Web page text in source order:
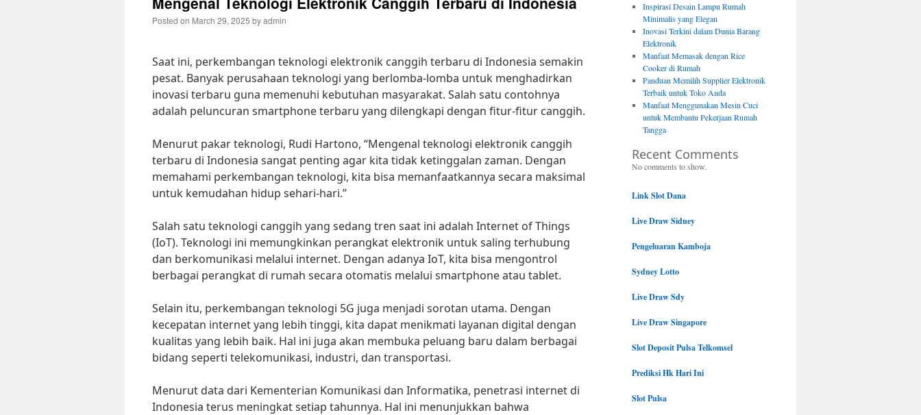
Posted on March 29, 2025 byadmin
Saat ini, perkembangan teknologi elektronik canggih terbaru di Indonesia semakin
pesat. Banyak perusahaan teknologi yang berlomba-lomba untuk menghadirkan
inovasi terbaru guna memenuhi kebutuhan masyarakat. Salah satu contohnya
adalah peluncuran smartphone terbaru yang dilengkapi dengan fitur-fitur canggih.
Menurut pakar teknologi, Rudi Hartono, “Mengenal teknologi elektronik canggih
terbaru di Indonesia sangat penting agar kita tidak ketinggalan zaman. Dengan
memahami perkembangan teknologi, kita bisa memanfaatkannya secara maksimal
untuk kemudahan hidup sehari-hari.”
Salah satu teknologi canggih yang sedang tren saat ini adalah Internet of Things
(IoT). Teknologi ini memungkinkan perangkat elektronik untuk saling terhubung
dan berkomunikasi melalui internet. Dengan adanya IoT, kita bisa mengontrol
berbagai perangkat di rumah secara otomatis melalui smartphone atau tablet.
Selain itu, perkembangan teknologi 5G juga menjadi sorotan utama. Dengan
kecepatan internet yang lebih tinggi, kita dapat menikmati layanan digital dengan
kualitas yang lebih baik. Hal ini juga akan membuka peluang baru dalam berbagai
bidang seperti telekomunikasi, industri, dan transportasi.
Menurut data dari Kementerian Komunikasi dan Informatika, penetrasi internet di
Indonesia terus meningkat setiap tahunnya. Hal ini menunjukkan bahwa
Inspirasi Desain Lampu Rumah
Minimalis yang Elegan
Inovasi Terkini dalam Dunia Barang
Elektronik
Manfaat Memasak dengan Rice
Cooker di Rumah
Panduan Memilih Supplier Elektronik
Terbaik untuk Toko Anda
Manfaat Menggunakan Mesin Cuci
untuk Membantu Pekerjaan Rumah
Tangga
Recent Comments
No comments to show.
Link Slot Dana
Live Draw Sidney
Pengeluaran Kamboja
Sydney Lotto
Live Draw Sdy
Live Draw Singapore
Slot Deposit Pulsa Telkomsel
Prediksi Hk Hari Ini
Slot Pulsa